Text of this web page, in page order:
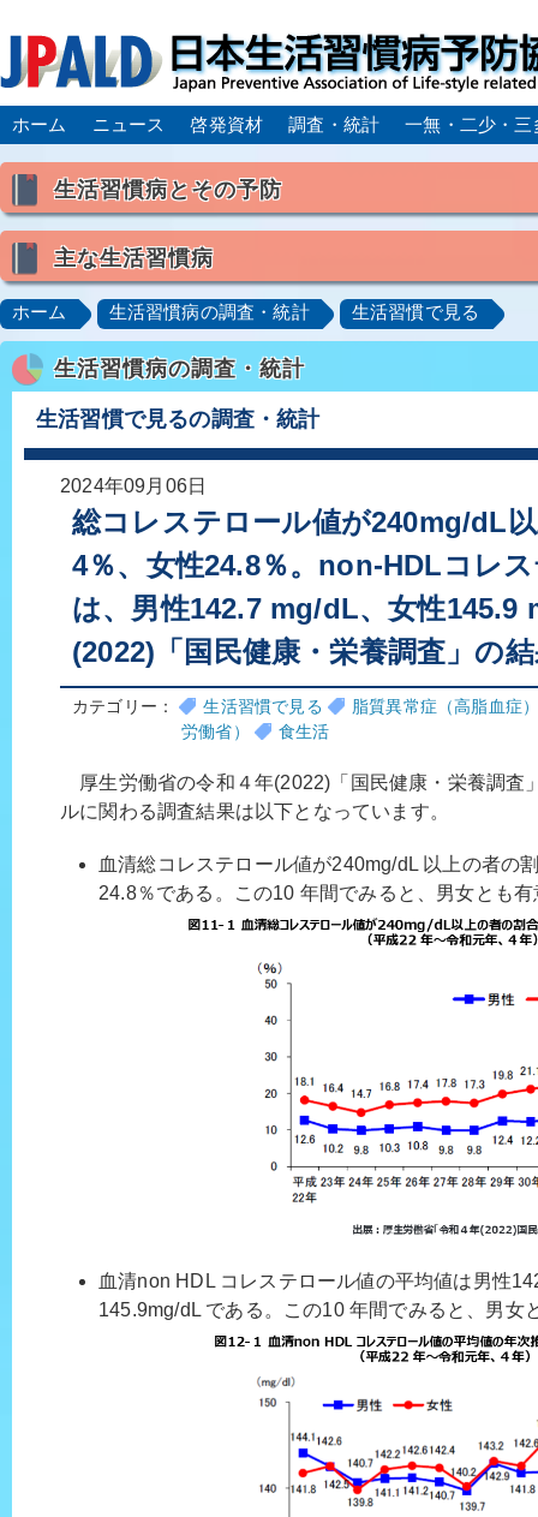
ホーム ニュース 啓発資材 調査・統計 一無・二少・三
生活習慣病とその予防
喫煙
食生活
主な生活習慣病
高血圧 脂質異常症（高脂血症） 糖尿病
肥満症／メタボリックシンドローム
動脈硬化
心
脂肪肝／NAFLD／NASH
アルコール肝疾患
ロコモティブシンドローム／サルコペニア／フレイル
ホーム 生活習慣病の調査・統計 生活習慣で見る
生活習慣病の調査・統計
生活習慣で見るの調査・統計
2024年09月06日
総コレステロール値が240mg/dL
4％、女性24.8％。non-HDLコレ
は、男性142.7 mg/dL、女性
(2022)「国民健康・栄養調査」の
カテゴリー： 生活習慣で見る
脂質異常症（高脂血症
労働省）
食生活
厚生労働省の令和４年(2022)「国民健康・栄養調査
ルに関わる調査結果は以下となっています。
血清総コレステロール値が240mg/dL 以上の者の
24.8％である。この10 年間でみると、男女とも
血清non HDL コレステロール値の平均値は男性
145.9mg/dL である。この10 年間でみると、男女